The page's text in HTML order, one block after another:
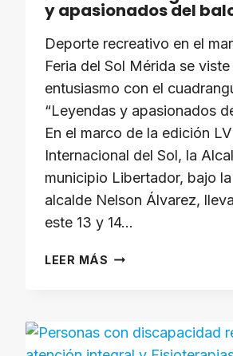
y apasionados del
Deporte recreativo en el
Feria del Sol Mérida se
entusiasmo con el
“Leyendas y apasionados
En el marco de la edición
Internacional del Sol, la
municipio Libertador, bajo
alcalde Nelson Álvarez,
este 13 y 14…
LEER MÁS MÉRIDA
ENTUSIASMO
CON